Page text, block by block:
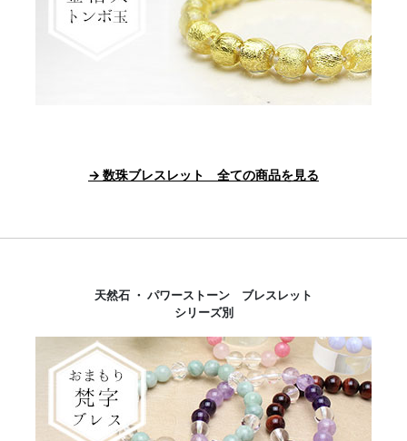
→ 数珠ブレスレット 全ての商品を見る
天然石 ・ パワーストーン ブレスレット
シリーズ別